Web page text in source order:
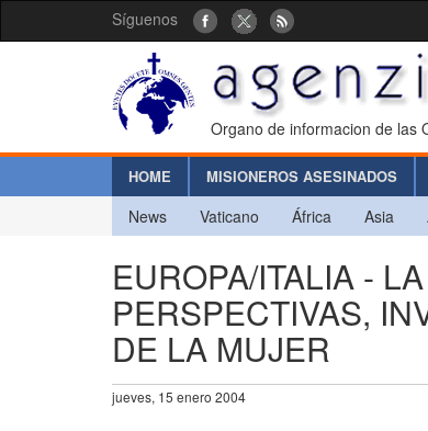
Síguenos
Organo de informacion de las
HOME MISIONEROS ASESINADOS
News Vaticano África Asia
EUROPA/ITALIA -
PERSPECTIVAS,
DE LA MUJER
jueves, 15 enero 2004